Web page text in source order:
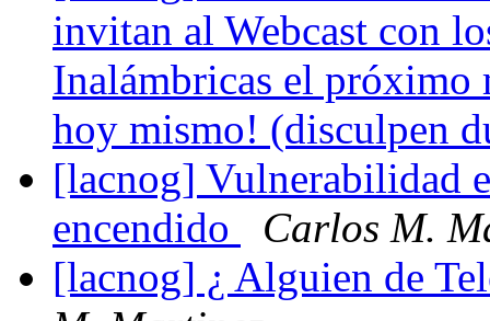
invitan al Webcast con
Inalámbricas el próximo
hoy mismo! (disculpen
[lacnog] Vulnerabilidad
encendido
Carlos M.
[lacnog] ¿ Alguien de